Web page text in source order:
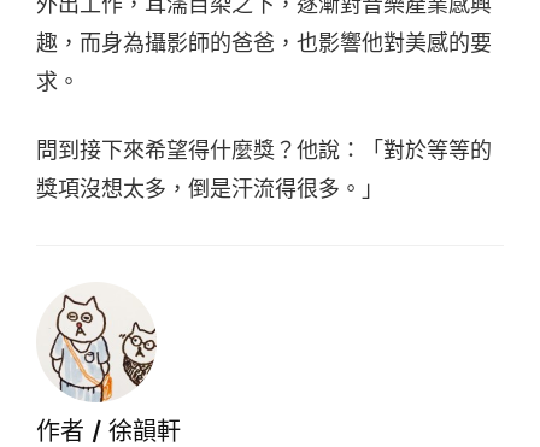
趣，而身為攝影師的爸爸，也影響他對美感的要
求。
問到接下來希望得什麼獎？他說：「對於等等的
獎項沒想太多，倒是汗流得很多。」
作者 / 徐韻軒